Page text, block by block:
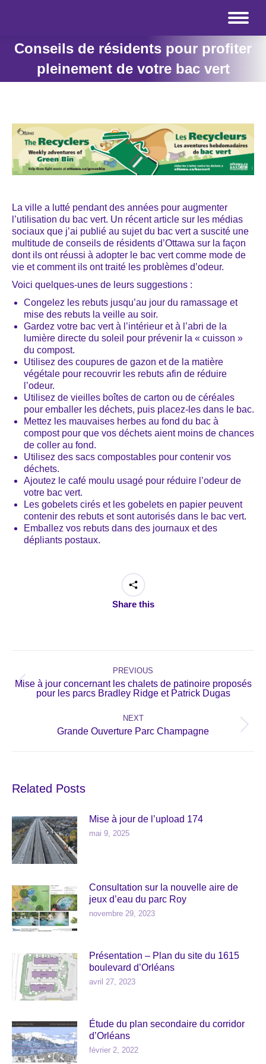
Conseils de résidents pour profiter
pleinement de votre bac vert
La ville a lutté pendant des années pour augmenter
l’utilisation du bac vert. Un récent article sur les médias
sociaux que j’ai publié au sujet du bac vert a suscité une
multitude de conseils de résidents d’Ottawa sur la façon
dont ils ont réussi à adopter le bac vert comme mode de
vie et comment ils ont traité les problèmes d’odeur.
Voici quelques-unes de leurs suggestions :
Congelez les rebuts jusqu’au jour du ramassage et
mise des rebuts la veille au soir.
Gardez votre bac vert à l’intérieur et à l’abri de la
lumière directe du soleil pour prévenir la « cuisson »
du compost.
Utilisez des coupures de gazon et de la matière
végétale pour recouvrir les rebuts afin de réduire
l’odeur.
Utilisez de vieilles boîtes de carton ou de céréales
pour emballer les déchets, puis placez-les dans le bac.
Mettez les mauvaises herbes au fond du bac à
compost pour que vos déchets aient moins de chances
de coller au fond.
Utilisez des sacs compostables pour contenir vos
déchets.
Ajoutez le café moulu usagé pour réduire l’odeur de
votre bac vert.
Les gobelets cirés et les gobelets en papier peuvent
contenir des rebuts et sont autorisés dans le bac vert.
Emballez vos rebuts dans des journaux et des
dépliants postaux.
Share this
navigation
PREVIOUS
Previous
post:
Mise à jour concernant les chalets de patinoire proposés
pour les parcs Bradley Ridge et Patrick Dugas
NEXT
Next
Grande Ouverture Parc Champagne
Related Posts
Mise à jour de l’upload 174
mai 9, 2025
Consultation sur la nouvelle aire de
jeux d’eau du parc Roy
novembre 29, 2023
Présentation – Plan du site du 1615
boulevard d’Orléans
avril 27, 2023
Étude du plan secondaire du corridor
d’Orléans
février 2, 2022